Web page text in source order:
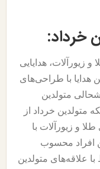
و زیورآلات، هدایایی
هدایا با طراحی‌های
متولدین
متولدین خرداد از
طلا و زیورآلات با
افراد محسوب
علاقه‌های متولدین